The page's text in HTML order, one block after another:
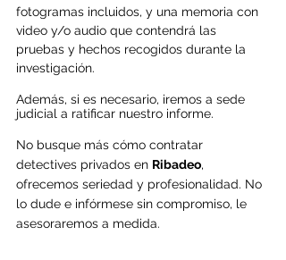
fotogramas incluidos, y una memoria con
video y/o audio que contendrá las
pruebas y hechos recogidos durante la
investigación.
Además, si es necesario, iremos a sede
judicial a ratificar nuestro informe.
No busque más cómo contratar
detectives privados en Ribadeo,
ofrecemos seriedad y profesionalidad. No
lo dude e infórmese sin compromiso, le
asesoraremos a medida.